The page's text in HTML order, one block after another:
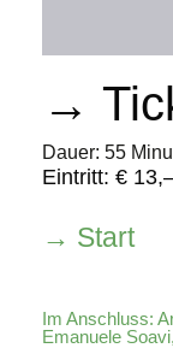
→
Dauer: 55
Eintritt: €
→ Start
Im Anschluss:
Emanuele